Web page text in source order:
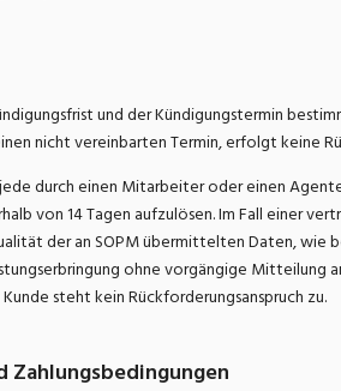
und der Kündigungstermin
nicht vereinbarten Termin, erfolgt keine
durch einen Mitarbeiter oder einen
von 14 Tagen aufzulösen. Im Fall einer
der an SOPM übermittelten Daten, wie
ohne vorgängige Mitteilung
steht kein Rückforderungsanspruch zu.
Zahlungsbedingungen